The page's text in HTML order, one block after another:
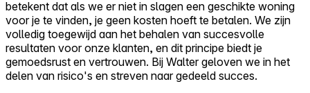
betekent dat als we er niet in slagen een geschikte woning
voor je te vinden, je geen kosten hoeft te betalen. We zijn
volledig toegewijd aan het behalen van succesvolle
resultaten voor onze klanten, en dit principe biedt je
gemoedsrust en vertrouwen. Bij Walter geloven we in het
delen van risico's en streven naar gedeeld succes.